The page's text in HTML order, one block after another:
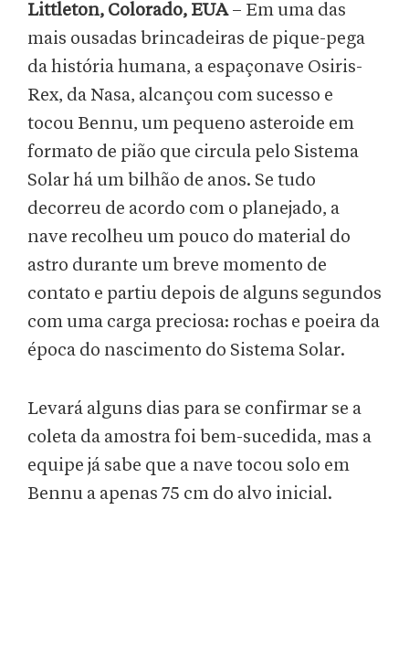
Littleton, Colorado, EUA– Em uma das
mais ousadas brincadeiras de pique-pega
da história humana, a espaçonave Osiris-
Rex, da Nasa, alcançou com sucesso e
tocou Bennu, um pequeno asteroide em
formato de pião que circula pelo Sistema
Solar há um bilhão de anos. Se tudo
decorreu de acordo com o planejado, a
nave recolheu um pouco do material do
astro durante um breve momento de
contato e partiu depois de alguns segundos
com uma carga preciosa: rochas e poeira da
época do nascimento do Sistema Solar.
Levará alguns dias para se confirmar se a
coleta da amostra foi bem-sucedida, mas a
equipe já sabe que a nave tocou solo em
Bennu a apenas 75 cm do alvo inicial.